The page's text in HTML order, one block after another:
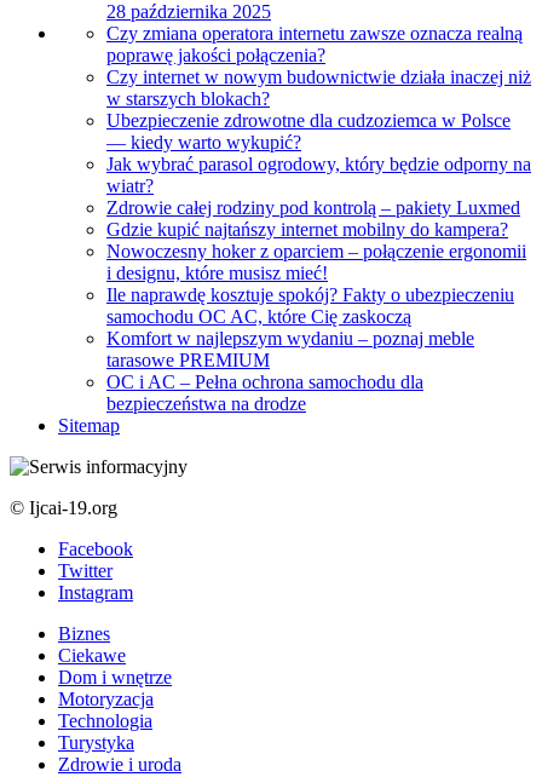
28 października 2025
Czy zmiana operatora internetu zawsze oznacza realną
poprawę jakości połączenia?
Czy internet w nowym budownictwie działa inaczej niż
w starszych blokach?
Ubezpieczenie zdrowotne dla cudzoziemca w Polsce
— kiedy warto wykupić?
Jak wybrać parasol ogrodowy, który będzie odporny na
wiatr?
Zdrowie całej rodziny pod kontrolą – pakiety Luxmed
Gdzie kupić najtańszy internet mobilny do kampera?
Nowoczesny hoker z oparciem – połączenie ergonomii
i designu, które musisz mieć!
Ile naprawdę kosztuje spokój? Fakty o ubezpieczeniu
samochodu OC AC, które Cię zaskoczą
Komfort w najlepszym wydaniu – poznaj meble
tarasowe PREMIUM
OC i AC – Pełna ochrona samochodu dla
bezpieczeństwa na drodze
Sitemap
© Ijcai-19.org
Facebook
Twitter
Instagram
Biznes
Ciekawe
Dom i wnętrze
Motoryzacja
Technologia
Turystyka
Zdrowie i uroda